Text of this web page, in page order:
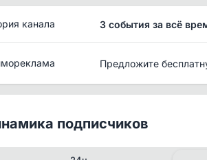
канала 3 события за всё
Предложите
подписчиков